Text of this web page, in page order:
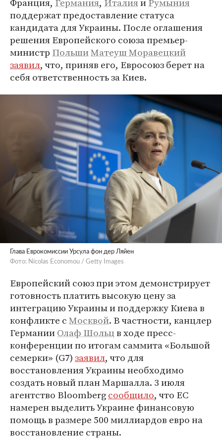
поддержат предоставление статуса
кандидата для Украины. После оглашения
решения Европейского союза премьер-
министр ПольшиМатеуш Моравецкий
заявил, что, приняв его, Евросоюз берет на
себя ответственность за Киев.
Глава Еврокомиссии Урсула фон дер Ляйен
Фото: Nicolas Economou / Getty Images
Европейский союз при этом демонстрирует
готовность платить высокую цену за
интеграцию Украины и поддержку Киева в
конфликте сМосквой. В частности, канцлер
ГерманииОлаф Шольцв ходе пресс-
конференции по итогам саммита «Большой
семерки» (G7)заявил, что для
восстановления Украины необходимо
создать новый план Маршалла. 3 июля
агентство Bloombergсообщило, что ЕС
намерен выделить Украине финансовую
помощь в размере 500 миллиардов евро на
восстановление страны.